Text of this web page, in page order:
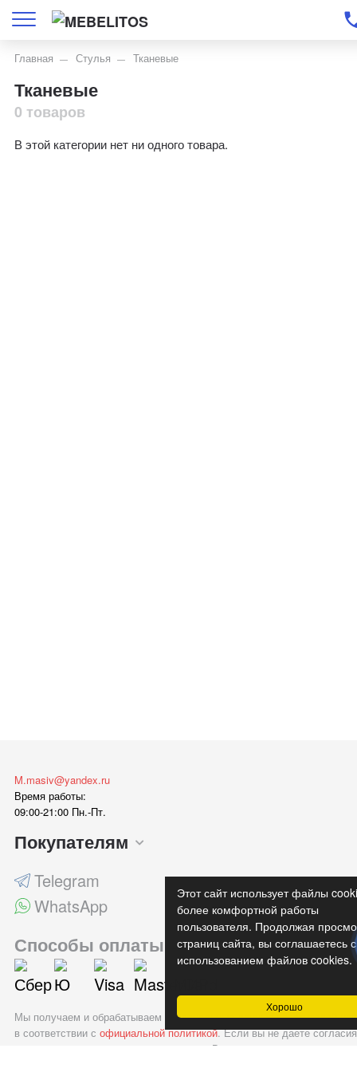
Хорошо
Этот сайт использует файлы
более комфортной работы
пользователя. Продолжая
страниц сайта, вы соглашаетесь с
использованием файлов cookies.
Главная Стулья Тканевые
Тканевые
0 товаров
В этой категории нет ни одного товара.
M.masiv@yandex.ru
Время работы:
09:00-21:00 Пн.-Пт.
Покупателям
Telegram
WhatsApp
Способы оплаты
Мы получаем и обрабатываем персональные данные посетителей
в соответствии софициальной политикой. Если вы не даете
обработку своих персональных данных, Вам необходимо покинуть